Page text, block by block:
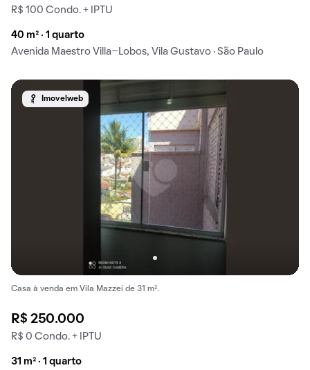
R$ 100 Condo. + IPTU
40 m² · 1 quarto
Avenida Maestro Villa-Lobos, Vila Gustavo · São Paulo
Imovelweb
Casa à venda em Vila Mazzei de 31 m².
R$ 250.000
R$ 0 Condo. + IPTU
31 m² · 1 quarto